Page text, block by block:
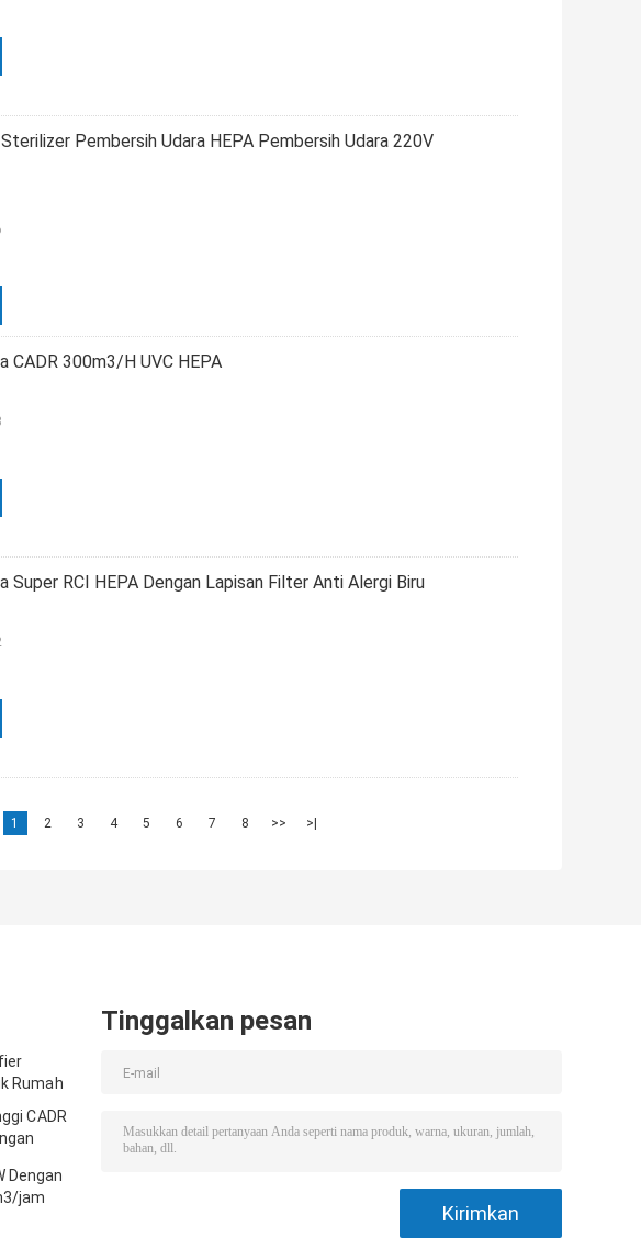
Pembersih Udara HEPA Pembersih Udara 220V
CADR 300m3/H UVC HEPA
Super RCI HEPA Dengan Lapisan Filter Anti Alergi Biru
1 2 3 4 5 6 7 8 >> >|
Rumah
CADR
Dengan
jam
Tinggalkan pesan